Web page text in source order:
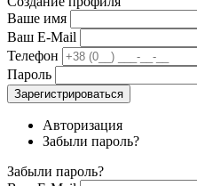
Ваше имя
Ваш E-Mail
Телефон
Пароль
Зарегистрироваться
Авторизация
Забыли пароль?
Забыли пароль?